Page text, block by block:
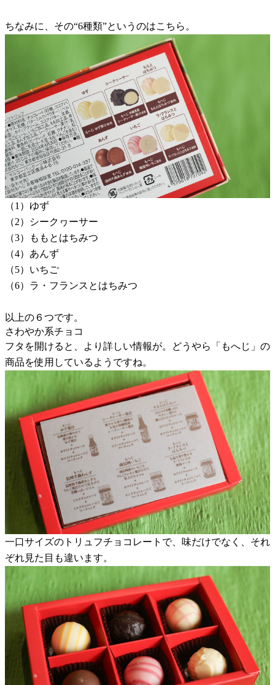
ちなみに、その“6種類”というのはこちら。
（1）ゆず
（2）シークヮーサー
（3）ももとはちみつ
（4）あんず
（5）いちご
（6）ラ・フランスとはちみつ
以上の６つです。
さわやか系チョコ
フタを開けると、より詳しい情報が。どうやら「もへじ」の
商品を使用しているようですね。
一口サイズのトリュフチョコレートで、味だけでなく、それ
ぞれ見た目も違います。